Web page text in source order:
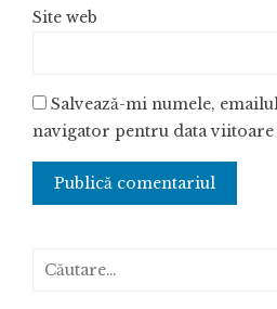
Site web
Salvează-mi numele,
navigator pentru data viitoare
Caută